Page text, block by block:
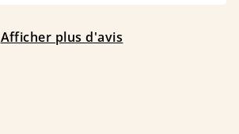
Afficher plus d'avis